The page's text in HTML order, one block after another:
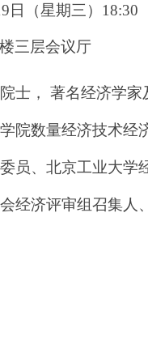
日（星期三）18:30
三层会议厅
士， 著名经济学家
院数量经济技术经
员、北京工业大学
经济评审组召集人